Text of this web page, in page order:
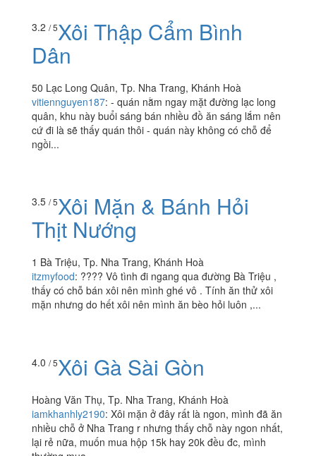
3.2 / 5Xôi Thập Cẩm Bình
Dân
50 Lạc Long Quân, Tp. Nha Trang, Khánh Hoà
vitiennguyen187: - quán nằm ngay mặt đường lạc long
quân, khu này buổi sáng bán nhiều đồ ăn sáng lắm nên
cứ đi là sẽ thấy quán thôi - quán này không có chỗ để
ngồi...
3.5/ 5Xôi Mặn & Bánh Hỏi
Thịt Nướng
mặn nhưng do hết xôi nên mình ăn bèo hỏi luôn ,...
4.0/ 5 Xôi Gà Sài Gòn